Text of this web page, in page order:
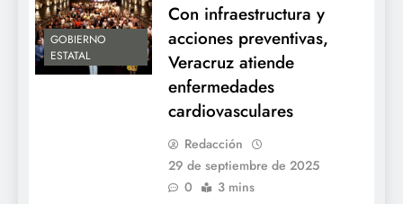
GOBIERNO
ESTATAL
Con infraestructura y
acciones preventivas,
Veracruz atiende
enfermedades
cardiovasculares
Redacción
29 de septiembre de 2025
0
3 mins